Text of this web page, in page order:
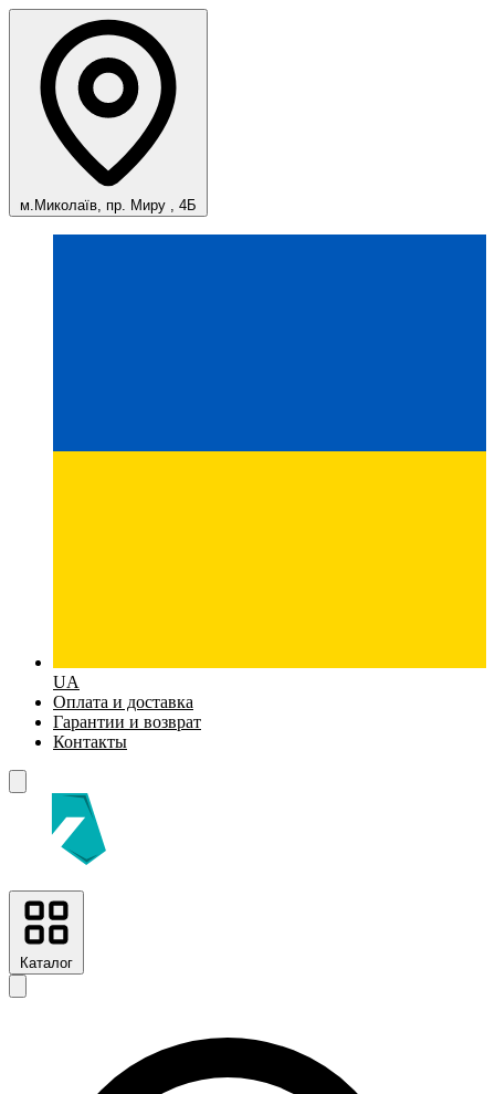
м.Миколаїв, пр. Миру , 4Б
UA
Оплата и доставка
Гарантии и возврат
Контакты
Каталог